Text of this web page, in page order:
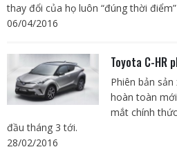
thay đổi của họ luôn “đúng thời
06/04/2016
Toyota C-HR
Phiên bản
hoàn toàn
mắt chính
đầu tháng 3 tới.
28/02/2016